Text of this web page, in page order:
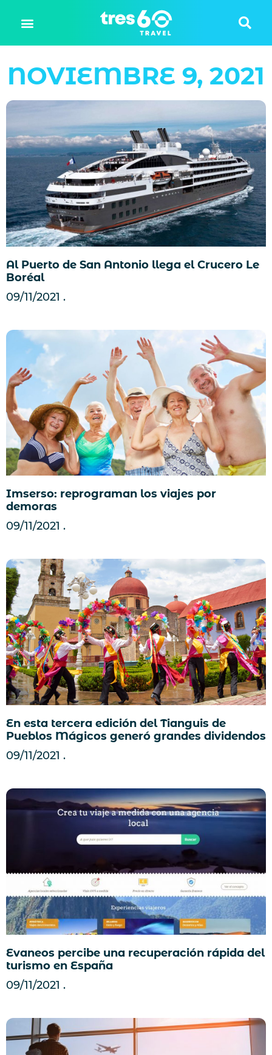
NOVIEMBRE 9, 2021
Al Puerto de San Antonio llega el Crucero Le
Boréal
09/11/2021
Imserso: reprograman los viajes por
demoras
09/11/2021
En esta tercera edición del Tianguis de
Pueblos Mágicos generó grandes dividendos
09/11/2021
Evaneos percibe una recuperación rápida del
turismo en España
09/11/2021